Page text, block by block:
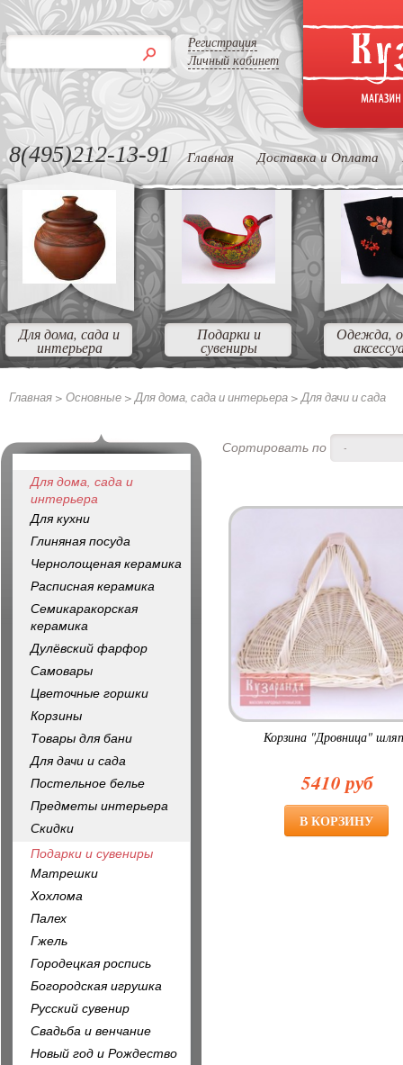
Регистрация
Личный кабинет
8(495)212-13-91 Главная Доставка и Оплата
Для дома, сада и
интерьера
Подарки и
сувениры
Одежда,
Главная > Основные >Для дома, сада и интерьера >Для дачи и сада
Сортировать по -
Корзина "Дровница"
5410 руб
Для дома, сада и
интерьера
Для кухни
Глиняная посуда
Чернолощеная керамика
Расписная керамика
Семикаракорская
керамика
Дулёвский фарфор
Самовары
Цветочные горшки
Корзины
Товары для бани
Для дачи и сада
Постельное белье
Предметы интерьера
Скидки
Подарки и сувениры
Матрешки
Хохлома
Палех
Гжель
Городецкая роспись
Богородская игрушка
Русский сувенир
Свадьба и венчание
Новый год и Рождество